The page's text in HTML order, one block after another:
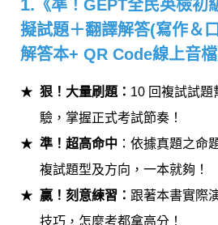
1. 《準！GEPT全民英檢初
擬試題＋翻譯解答(寫作＆
解答本+ QR Code線上音檔
狠！大量刷題 ： 10 回複試試題
驗，掌握正式考試節奏！
準！超高命中 ：依據真題之命
複試題型及方向，一本就夠！
贏！刻意練習 ： 跟著本書實際
技巧，怎麼考都拿高分！